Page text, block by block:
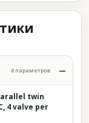
8 параметров
twin
4 valve per